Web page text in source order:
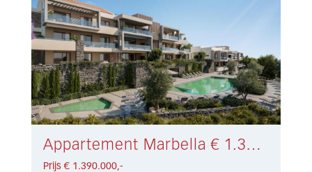
Appartement Marbella € 1.390.000,-
Prijs € 1.390.000,-